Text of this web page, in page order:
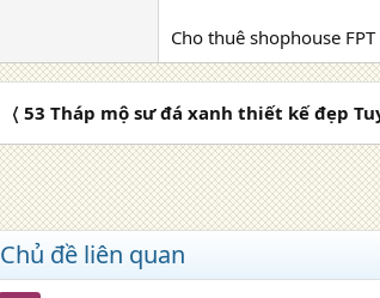
Cho thuê shophouse
〈 53 Tháp mộ sư đá xanh thiết kế đẹp
Chủ đề liên quan